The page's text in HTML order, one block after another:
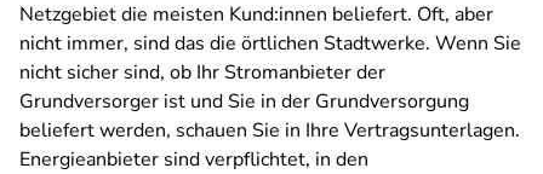
Netzgebiet die meisten Kund:innen beliefert. Oft, aber
nicht immer, sind das die örtlichen Stadtwerke. Wenn Sie
nicht sicher sind, ob Ihr Stromanbieter der
Grundversorger ist und Sie in der Grundversorgung
beliefert werden, schauen Sie in Ihre Vertragsunterlagen.
Energieanbieter sind verpflichtet, in den